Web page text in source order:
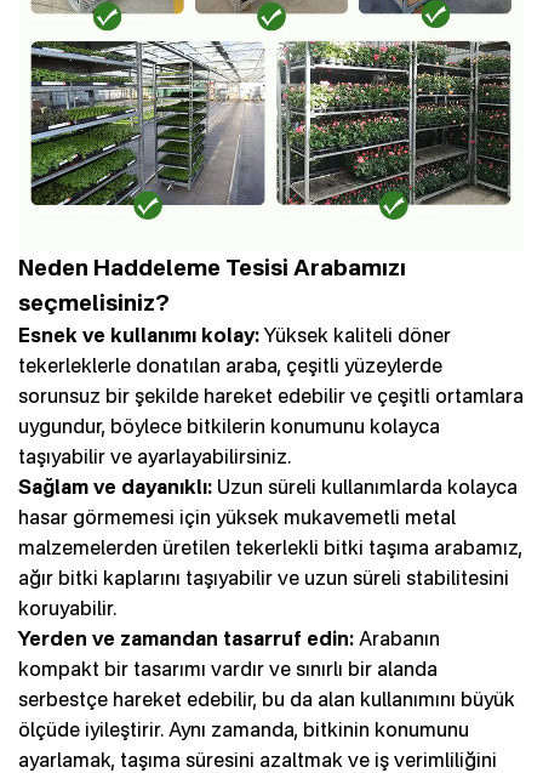
Neden Haddeleme Tesisi Arabamızı
seçmelisiniz?
Esnek ve kullanımı kolay:Yüksek kaliteli döner
tekerleklerle donatılan araba, çeşitli yüzeylerde
sorunsuz bir şekilde hareket edebilir ve çeşitli ortamlara
uygundur, böylece bitkilerin konumunu kolayca
taşıyabilir ve ayarlayabilirsiniz.
Sağlam ve dayanıklı: Uzun süreli kullanımlarda kolayca
hasar görmemesi için yüksek mukavemetli metal
malzemelerden üretilen tekerlekli bitki taşıma arabamız,
ağır bitki kaplarını taşıyabilir ve uzun süreli stabilitesini
koruyabilir.
Yerden ve zamandan tasarruf edin: Arabanın
kompakt bir tasarımı vardır ve sınırlı bir alanda
serbestçe hareket edebilir, bu da alan kullanımını büyük
ölçüde iyileştirir. Aynı zamanda, bitkinin konumunu
ayarlamak, taşıma süresini azaltmak ve iş verimliliğini